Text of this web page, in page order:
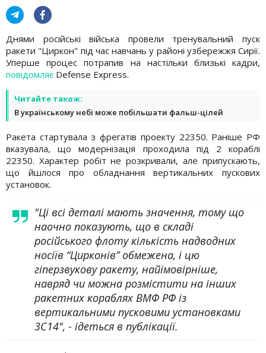
Днями російські війська провели тренувальний пуск
ракети "Циркон" під час навчань у районі узбережжя Сирії.
Уперше процес потрапив на настільки близькі кадри,
повідомляє Defense Express.
Читайте також:
В українському небі може побільшати фальш-цілей
Ракета стартувала з фрегатів проекту 22350. Раніше РФ
вказувала, що модернізація проходила під 2 кораблі
22350. Характер робіт не розкривали, але припускають,
що йшлося про обладнання вертикальних пускових
установок.
"Ці всі деталі мають значення, тому що
наочно показують, що в складі
російського флоту кількість надводних
носіїв “Цирконів” обмежена, і цю
гіперзвукову ракету, найімовірніше,
навряд чи можна розмістити на інших
ракетних кораблях ВМФ РФ із
вертикальними пусковими установками
3С14", - ідеться в публікації.